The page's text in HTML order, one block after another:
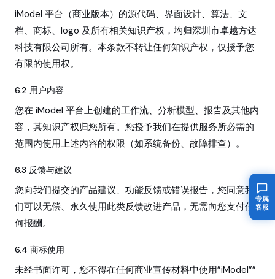
iModel 平台（商业版本）的源代码、界面设计、算法、文
档、商标、logo 及所有相关知识产权，均归深圳市卓越方达
科技有限公司所有。本条款不转让任何知识产权，仅授予您
有限的使用权。
6.2 用户内容
您在 iModel 平台上创建的工作流、分析模型、报告及其他内
容，其知识产权归您所有。您授予我们在提供服务所必需的
范围内使用上述内容的权限（如系统备份、故障排查）。
6.3 反馈与建议
您向我们提交的产品建议、功能反馈或错误报告，您同意我
们可以无偿、永久使用此类反馈改进产品，无需向您支付任
何报酬。
6.4 商标使用
未经书面许可，您不得在任何商业宣传材料中使用”iModel””
专属
客服